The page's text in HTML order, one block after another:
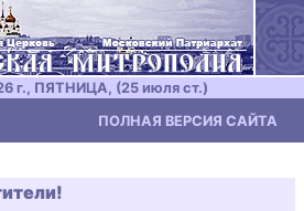
г., ПЯТНИЦА, (25 июля ст.)
ПОЛНАЯ ВЕРСИЯ САЙТА